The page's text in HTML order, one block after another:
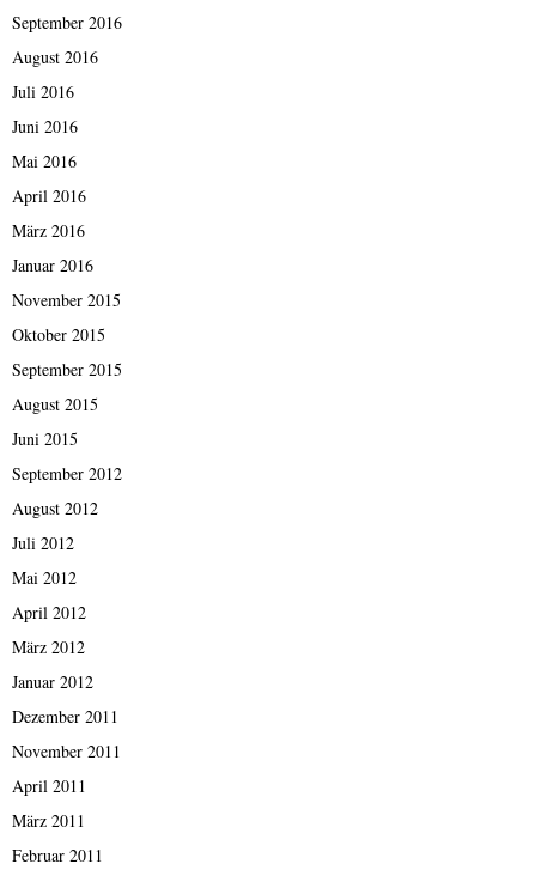
September 2016
August 2016
Juli 2016
Juni 2016
Mai 2016
April 2016
März 2016
Januar 2016
November 2015
Oktober 2015
September 2015
August 2015
Juni 2015
September 2012
August 2012
Juli 2012
Mai 2012
April 2012
März 2012
Januar 2012
Dezember 2011
November 2011
April 2011
März 2011
Februar 2011